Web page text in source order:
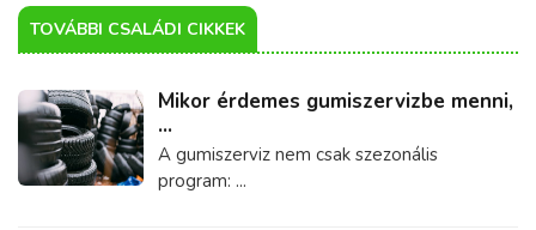
TOVÁBBI CSALÁDI CIKKEK
Mikor érdemes gumiszervizbe menni,
...
A gumiszerviz nem csak szezonális
program: ...